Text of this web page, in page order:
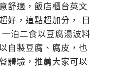
舒適，飯店櫃台英文
好，這點超加分， 日
泊二食以豆腐湯波料
自製豆腐、腐皮，也
體驗，推薦大家可以